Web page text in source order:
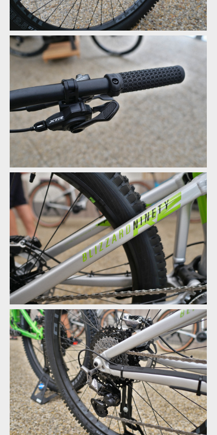
Rock Machine 2020 - nové barvy a DVO odpružení
Rock Machine 2020 - nové barvy a DVO odpružení
Rock Machine 2020 - nové barvy a DVO odpružení
Rock Machine 2020 - nové barvy a DVO odpružení
Rock Machine 2020 - nové barvy a DVO odpružení
Rock Machine 2020 - nové barvy a DVO odpružení
Rock Machine 2020 - nové barvy a DVO odpružení
Rock Machine 2020 - nové barvy a DVO odpružení
Rock Machine 2020 - nové barvy a DVO odpružení
Rock Machine 2020 - nové barvy a DVO odpružení
Rock Machine 2020 - nové barvy a DVO odpružení
Rock Machine 2020 - nové barvy a DVO odpružení
Rock Machine 2020 - nové barvy a DVO odpružení
Rock Machine 2020 - nové barvy a DVO odpružení
Rock Machine 2020 - nové barvy a DVO odpružení
Rock Machine 2020 - nové barvy a DVO odpružení
Rock Machine 2020 - nové barvy a DVO odpružení
Rock Machine 2020 - nové barvy a DVO odpružení
Rock Machine 2020 - nové barvy a DVO odpružení